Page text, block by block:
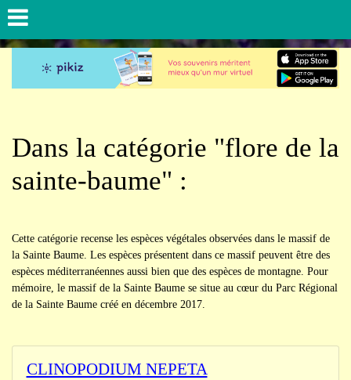
Dans la catégorie "flore de la
sainte-baume" :
Cette catégorie recense les espèces végétales observées dans le massif de
la Sainte Baume. Les espèces présentent dans ce massif peuvent être des
espèces méditerranéennes aussi bien que des espèces de montagne. Pour
mémoire, le massif de la Sainte Baume se situe au cœur du Parc Régional
de la Sainte Baume créé en décembre 2017.
CLINOPODIUM NEPETA